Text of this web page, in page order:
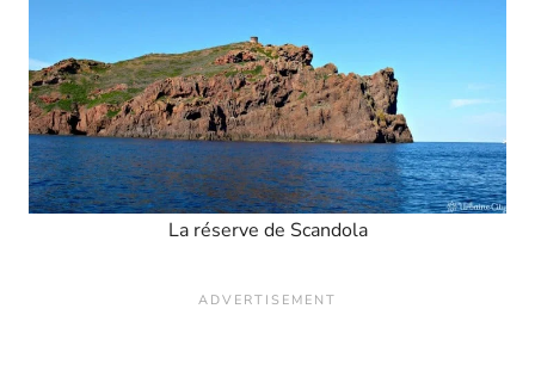
La réserve de Scandola